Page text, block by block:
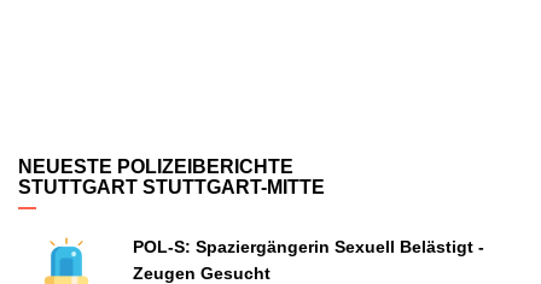
NEUESTE POLIZEIBERICHTE
STUTTGART STUTTGART-MITTE
POL-S: Spaziergängerin Sexuell Belästigt -
Zeugen Gesucht